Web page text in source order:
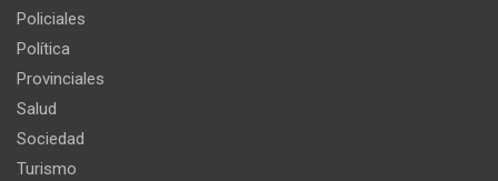
Policiales
Política
Provinciales
Salud
Sociedad
Turismo